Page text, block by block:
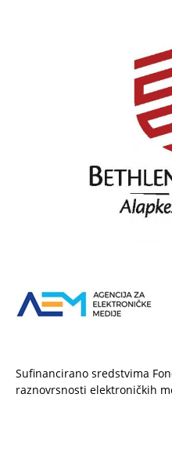
Sufinancirano sredstvima
raznovrsnosti elektroničkih